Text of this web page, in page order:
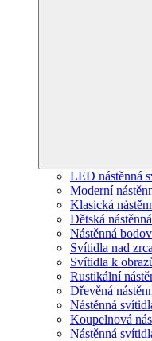
LED nástěnná
Moderní
Klasická
Dětská
Nástěnná
Svítidla nad
Svítidla k
Rustikální
Dřevěná
Nástěnná
Koupelnová
Nástěnná